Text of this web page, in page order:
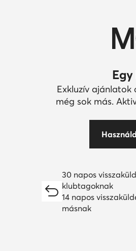
Exkluzív ajánlatok
még sok más.
30 napos
klubtagoknak
14 napos
másnak